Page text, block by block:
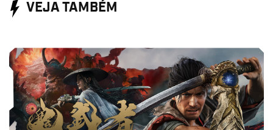
VEJA TAMBÉM